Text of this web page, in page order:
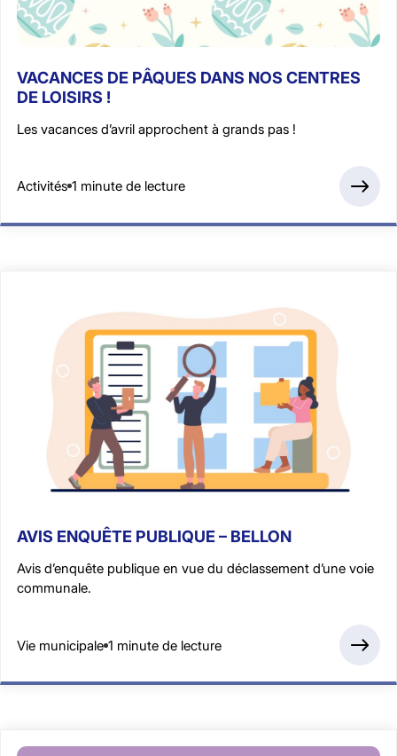
VACANCES DE PÂQUES DANS NOS CENTRES
DE LOISIRS !
Les vacances d’avril approchent à grands pas !
Activités 1 minute de lecture
AVIS ENQUÊTE PUBLIQUE – BELLON
Avis d’enquête publique en vue du déclassement d’une voie
communale.
Vie municipale 1 minute de lecture